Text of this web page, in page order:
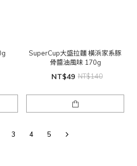
SuperCup大盛拉麵 橫浜家系豚
骨醬油風味 170g
NT$49 NT$140
3 4 5